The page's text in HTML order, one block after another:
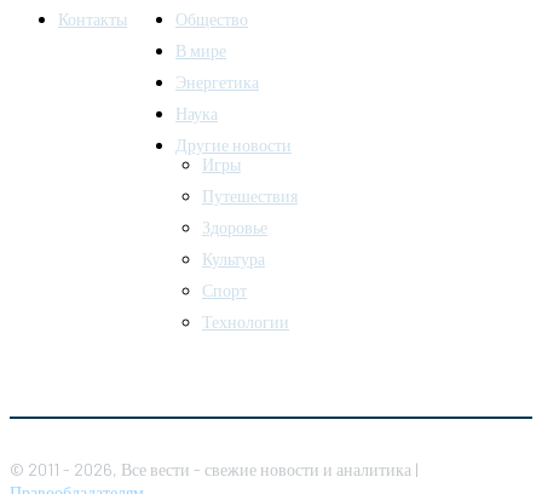
Контакты
Общество
В мире
Энергетика
Наука
Другие новости
Игры
Путешествия
Здоровье
Культура
Спорт
Технологии
© 2011 - 2026, Все вести - свежие новости и аналитика |